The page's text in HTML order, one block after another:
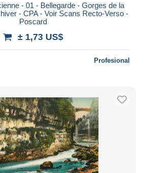
- 01 - Bellegarde - Gorges de la
- CPA - Voir Scans Recto-Verso -
Poscard
± 1,73 US$
Profesional